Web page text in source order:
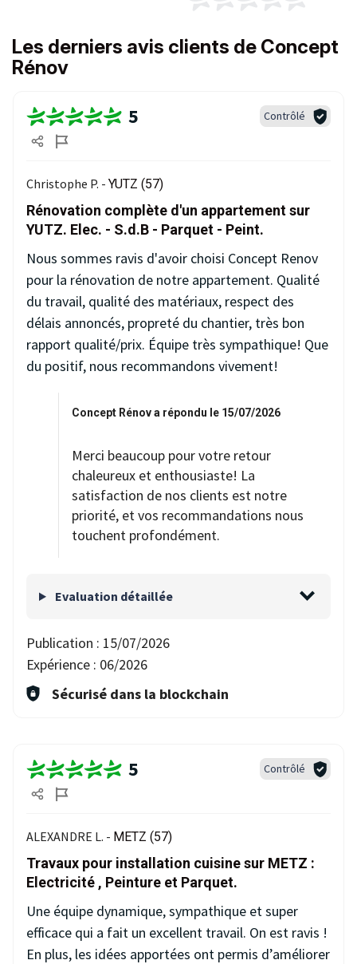
Les derniers avis clients de Concept
Rénov
5 Contrôlé
Christophe P. - YUTZ (57)
Rénovation complète d'un appartement sur
YUTZ. Elec. - S.d.B - Parquet - Peint.
Nous sommes ravis d'avoir choisi Concept Renov
pour la rénovation de notre appartement. Qualité
du travail, qualité des matériaux, respect des
délais annoncés, propreté du chantier, très bon
rapport qualité/prix. Équipe très sympathique! Que
du positif, nous recommandons vivement!
Concept Rénov a répondu le 15/07/2026
Merci beaucoup pour votre retour
chaleureux et enthousiaste! La
satisfaction de nos clients est notre
priorité, et vos recommandations nous
touchent profondément.
Evaluation détaillée
Publication : 15/07/2026
Expérience : 06/2026
Sécurisé dans la blockchain
5 Contrôlé
ALEXANDRE L. - METZ (57)
Travaux pour installation cuisine sur METZ :
Electricité , Peinture et Parquet.
Une équipe dynamique, sympathique et super
efficace qui a fait un excellent travail. On est ravis !
En plus, les idées apportées ont permis d’améliorer